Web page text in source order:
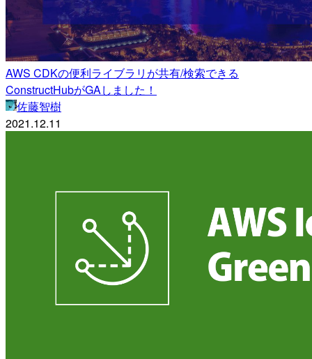
AWS CDKの便利ライブラリが共有/検索できる
ConstructHubがGAしました！
佐藤智樹
2021.12.11